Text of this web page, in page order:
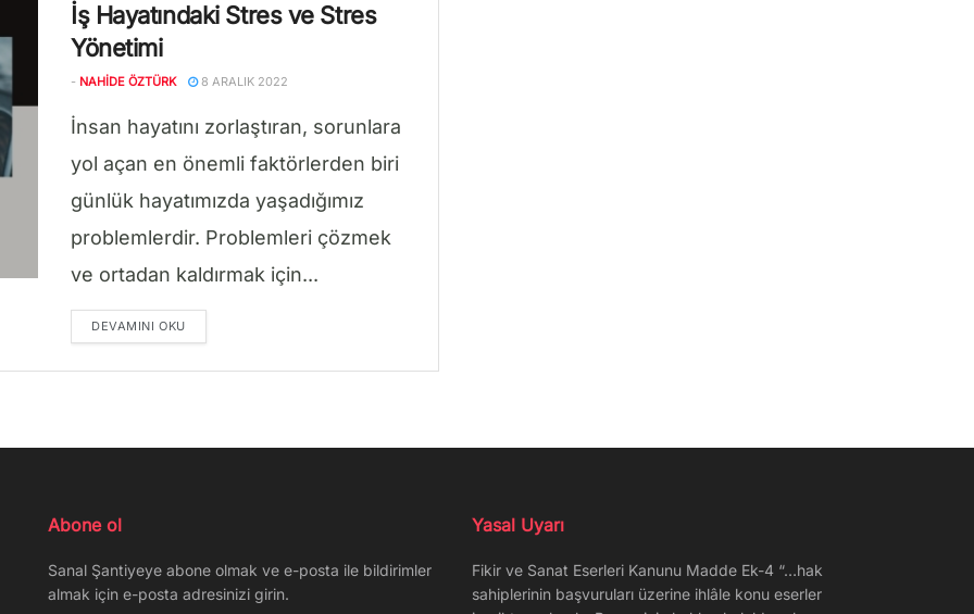
İş Hayatındaki Stres ve Stres
Yönetimi
- NAHIDE ÖZTÜRK 8 ARALIK 2022
İnsan hayatını zorlaştıran, sorunlara
yol açan en önemli faktörlerden biri
günlük hayatımızda yaşadığımız
problemlerdir. Problemleri çözmek
ve ortadan kaldırmak için...
DEVAMINI OKUDETAILS
Abone ol
Sanal Şantiyeye abone olmak ve e-posta ile bildirimler
almak için e-posta adresinizi girin.
Yasal Uyarı
Fikir ve Sanat Eserleri Kanunu Madde Ek-4 “…hak
sahiplerinin başvuruları üzerine ihlâle konu eserler